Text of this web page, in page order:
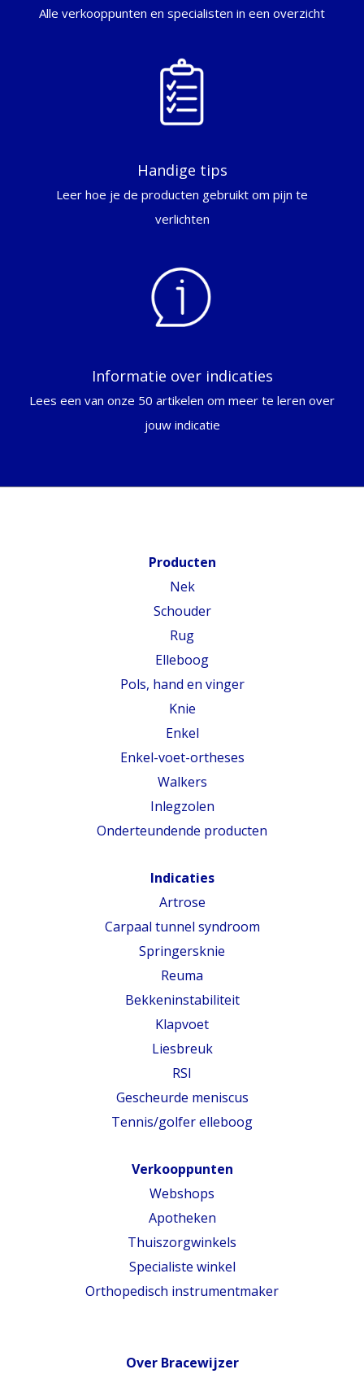
Alle verkooppunten en specialisten in een overzicht
Handige tips
Leer hoe je de producten gebruikt om pijn te
verlichten
Informatie over indicaties
Lees een van onze 50 artikelen om meer te leren over
jouw indicatie
Producten
Nek
Schouder
Rug
Elleboog
Pols, hand en vinger
Knie
Enkel
Enkel-voet-ortheses
Walkers
Inlegzolen
Onderteundende producten
Indicaties
Artrose
Carpaal tunnel syndroom
Springersknie
Reuma
Bekkeninstabiliteit
Klapvoet
Liesbreuk
RSI
Gescheurde meniscus
Tennis/golfer elleboog
Verkooppunten
Webshops
Apotheken
Thuiszorgwinkels
Specialiste winkel
Orthopedisch instrumentmaker
Over Bracewijzer